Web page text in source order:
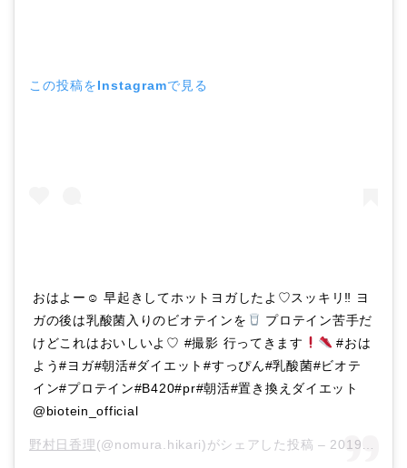
この投稿をInstagramで見る
おはよー☺︎ 早起きしてホットヨガしたよ♡スッキリ‼︎ ヨ
ガの後は乳酸菌入りのビオテインを
プロテイン苦手だ
けどこれはおいしいよ♡ #撮影 行ってきます
#おは
よう#ヨガ#朝活#ダイエット#すっぴん#乳酸菌#ビオテ
イン#プロテイン#B420#pr#朝活#置き換えダイエット
@biotein_official
野村日香理(@nomura.hikari)がシェアした投稿 – 2019年11月月2日午後6時09分PDT